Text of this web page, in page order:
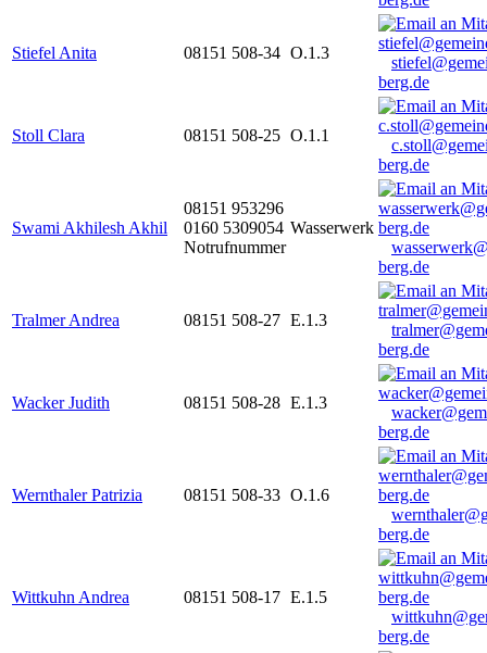
Stiefel Anita 08151 508-34 O.1.3
berg.de
Stoll Clara 08151 508-25 O.1.1
berg.de
Swami Akhilesh Akhil
08151 953296
0160 5309054
Notrufnummer
Wasserwerk
berg.de
Tralmer Andrea 08151 508-27 E.1.3
berg.de
Wacker Judith 08151 508-28 E.1.3
berg.de
Wernthaler Patrizia 08151 508-33 O.1.6
berg.de
Wittkuhn Andrea 08151 508-17 E.1.5
berg.de